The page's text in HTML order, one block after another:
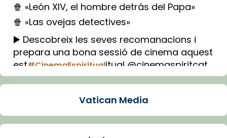
🍿 «León XIV, el hombre detrás del Papa»
🍿 «Las ovejas detectives»
▶️ Descobreix les seves recomanacions i
prepara una bona sessió de cinema aquest
est#CinemaEspiritualitual @cinemaspiritcat
Imatge: Generada amb IA (OpenAI)
Vatican Media